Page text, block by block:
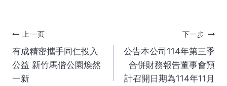
文
章
上一页
有成精密攜手同仁投入
公益 新竹馬偕公園煥然
一新
下一步
公告本公司114年第三季
合併財務報告董事會預
計召開日期為114年11月